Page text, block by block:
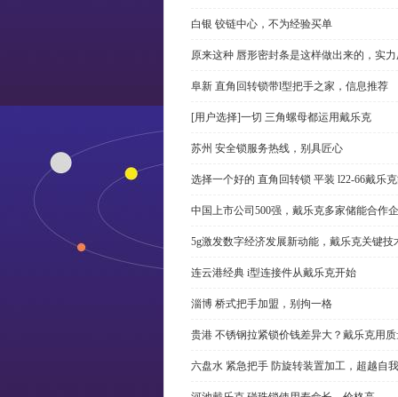
白银 铰链中心，不为经验买单
原来这种 唇形密封条是这样做出来的，实
阜新 直角回转锁带l型把手之家，信息推荐
[用户选择]一切 三角螺母都运用戴乐克
苏州 安全锁服务热线，别具匠心
选择一个好的 直角回转锁 平装 l22-66戴乐
中国上市公司500强，戴乐克多家储能合作
5g激发数字经济发展新动能，戴乐克关键技
连云港经典 i型连接件从戴乐克开始
淄博 桥式把手加盟，别拘一格
贵港 不锈钢拉紧锁价钱差异大？戴乐克用
六盘水 紧急把手 防旋转装置加工，超越自我